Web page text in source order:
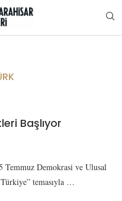
Başlıyor
Temmuz Demokrasi ve Ulusal
temasıyla …